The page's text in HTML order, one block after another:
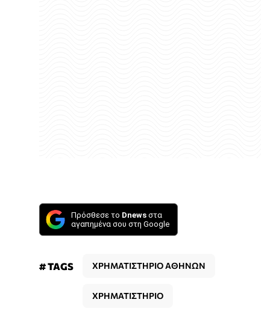
Πρόσθεσε το Dnews στα
αγαπημένα σου στη Google
# TAGS ΧΡΗΜΑΤΙΣΤΗΡΙΟ ΑΘΗΝΩΝ
ΧΡΗΜΑΤΙΣΤΗΡΙΟ